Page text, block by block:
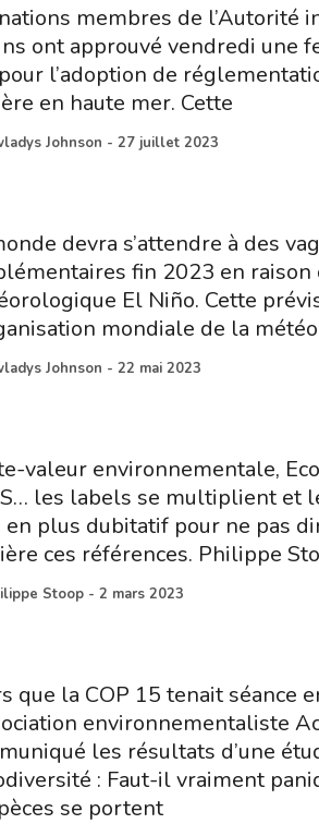
membres de l’Autorité
ont approuvé vendredi une
l’adoption de
en haute mer. Cette
Johnson - 27 juillet 2023
devra s’attendre à des
fin 2023 en raison
El Niño. Cette
mondiale de la
Johnson - 22 mai 2023
valeur environnementale,
les labels se multiplient et
en plus dubitatif pour ne pas
ces références. Philippe
Stoop - 2 mars 2023
que la COP 15 tenait séance
environnementaliste
les résultats d’une
: Faut-il vraiment
se portent